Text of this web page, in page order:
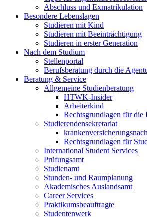
Abschluss und Exmatrikulation
Besondere Lebenslagen
Studieren mit Kind
Studieren mit Beeinträchtigung
Studieren in erster Generation
Nach dem Studium
Stellenportal
Berufsberatung durch die
Beratung & Service
Allgemeine Studienberatung
HTWK-Insider
Arbeiterkind
Rechtsgrundlagen für die
Studierendensekretariat
Rechtsgrundlagen für
International Student Services
Prüfungsamt
Studienamt
Stunden- und Raumplanung
Akademisches Auslandsamt
Career Services
Praktikumsbeauftragte
Studentenwerk